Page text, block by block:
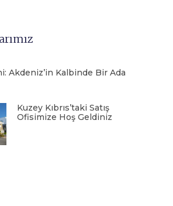
Akdeniz’in Kalbinde Bir Ada
Kuzey Kıbrıs’taki Satış
Ofisimize Hoş Geldiniz